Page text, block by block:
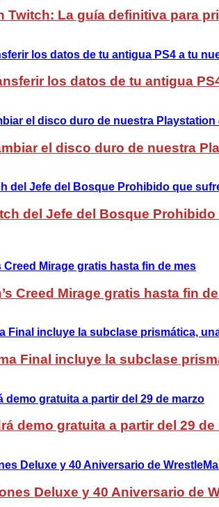
Twitch: La guía definitiva para
los datos de tu antigua
el disco duro de nuestra
del Jefe del Bosque
Creed Mirage gratis hasta fin
Final incluye la subclase
demo gratuita a partir del 29 de
Deluxe y 40 Aniversario de